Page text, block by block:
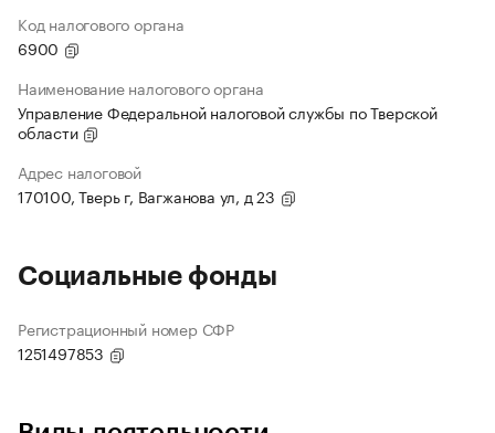
Код налогового органа
6900
Наименование налогового органа
Управление Федеральной налоговой службы по Тверской
области
Адрес налоговой
170100, Тверь г, Вагжанова ул, д 23
Социальные фонды
Регистрационный номер СФР
1251497853